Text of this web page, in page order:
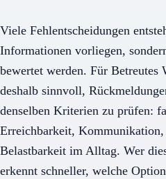
Viele Fehlentscheidungen
Informationen vorliegen,
bewertet werden. Für Betreutes
deshalb sinnvoll,
denselben Kriterien zu prüfen:
Erreichbarkeit,
Belastbarkeit im Alltag. Wer
erkennt schneller, welche